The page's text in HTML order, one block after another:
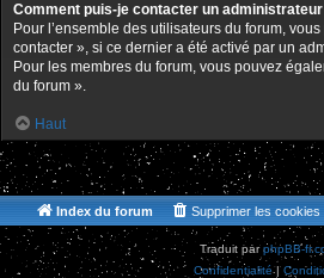
Comment puis-je contacter un
Pour l’ensemble des utilisateurs du forum,
contacter », si ce dernier a été activé par un
Pour les membres du forum, vous pouvez
du forum ».
Haut
Index du forum Supprimer les cookies
Traduit parphpBB-
Confidentialité|